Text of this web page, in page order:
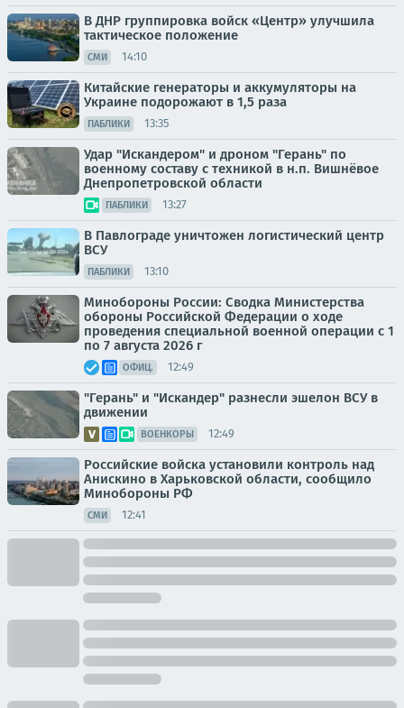
В ДНР группировка войск «Центр» улучшила
тактическое положение
СМИ 14:10
Китайские генераторы и аккумуляторы на
Украине подорожают в 1,5 раза
ПАБЛИКИ 13:35
Удар "Искандером" и дроном "Герань" по
военному составу с техникой в н.п. Вишнёвое
Днепропетровской области
ПАБЛИКИ 13:27
В Павлограде уничтожен логистический центр
ВСУ
ПАБЛИКИ 13:10
Минобороны России: Сводка Министерства
обороны Российской Федерации о ходе
проведения специальной военной операции с 1
по 7 августа 2026 г
ОФИЦ. 12:49
"Герань" и "Искандер" разнесли эшелон ВСУ в
движении
ВОЕНКОРЫ 12:49
Российские войска установили контроль над
Анискино в Харьковской области, сообщило
Минобороны РФ
СМИ 12:41